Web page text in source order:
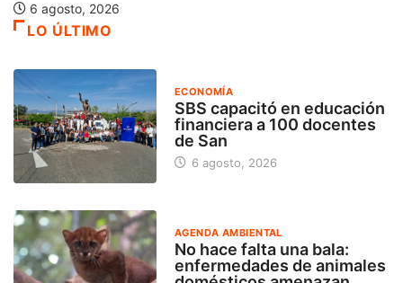
6 agosto, 2026
LO ÚLTIMO
ECONOMÍA
SBS capacitó en educación
financiera a 100 docentes
de San
6 agosto, 2026
AGENDA AMBIENTAL
No hace falta una bala:
enfermedades de animales